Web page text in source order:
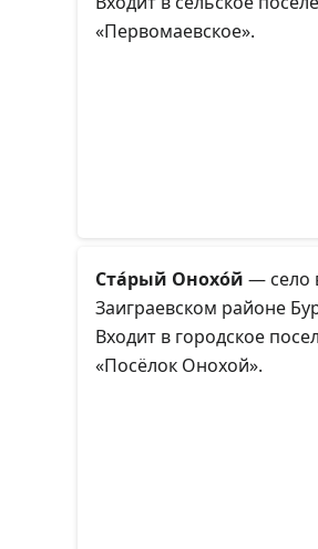
«Первомаевское».
Ста́рый Онохо́й — село
Заиграевском районе
Входит в городское
«Посёлок Онохой».